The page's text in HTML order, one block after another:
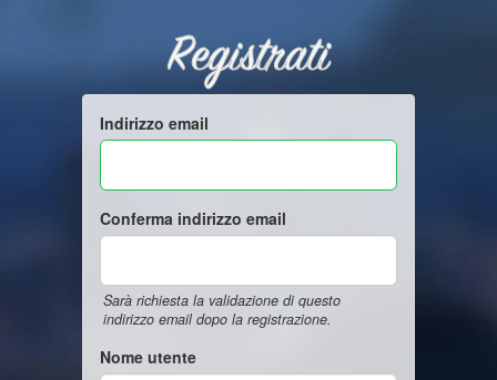
Registrati
Indirizzo email
Conferma indirizzo email
Sarà richiesta la validazione di questo
indirizzo email dopo la registrazione.
Nome utente